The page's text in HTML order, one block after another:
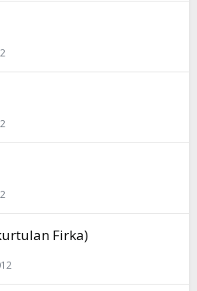
Firka)